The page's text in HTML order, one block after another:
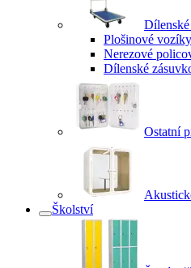
Plošinové vozíky
Nerezové
Dílenské
Ostatní
Školství